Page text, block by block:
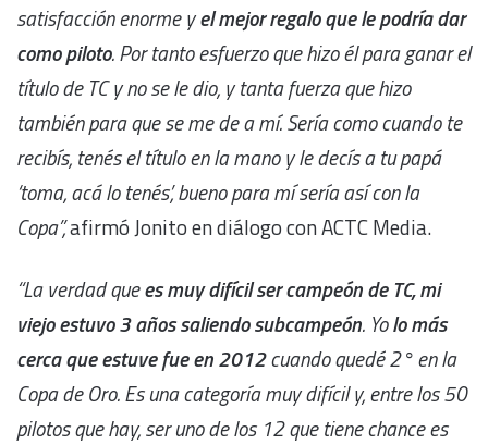
satisfacción enorme yel mejor regalo que le podría dar
como piloto. Por tanto esfuerzo que hizo él para ganar el
título de TC y no se le dio, y tanta fuerza que hizo
también para que se me de a mí. Sería como cuando te
recibís, tenés el título en la mano y le decís a tu papá
‘toma, acá lo tenés’, bueno para mí sería así con la
Copa”,afirmó Jonito en diálogo con ACTC Media.
“La verdad quees muy difícil ser campeón de TC, mi
viejo estuvo 3 años saliendo subcampeón. Yolo más
cerca que estuve fue en 2012cuando quedé 2° en la
Copa de Oro. Es una categoría muy difícil y, entre los 50
pilotos que hay, ser uno de los 12 que tiene chance es